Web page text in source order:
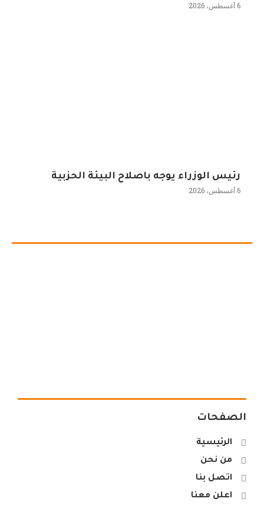
6 أغسطس، 2026
رئيس الوزراء يوجه باصلاح البيئة الحزبية
6 أغسطس، 2026
الصفحات
الرئيسية
من نحن
اتصل بنا
اعلن معنا